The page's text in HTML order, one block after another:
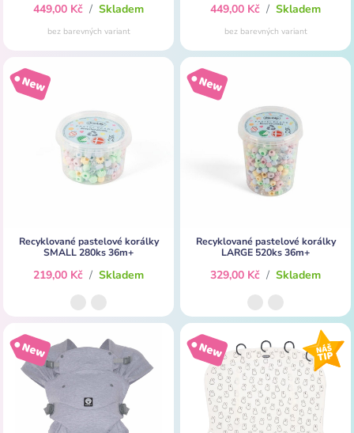
449,00 Kč / Skladem
bez barevných variant
449,00 Kč / Skladem
bez barevných variant
Recyklované pastelové korálky
SMALL 280ks 36m+
219,00 Kč / Skladem
Recyklované pastelové korálky
LARGE 520ks 36m+
329,00 Kč / Skladem